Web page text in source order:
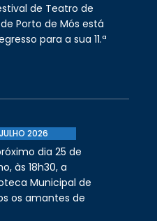
de Teatro de
Porto de Mós está
para a sua 11.ª
2026
dia 25 de
às 18h30, a
Municipal de
os amantes de